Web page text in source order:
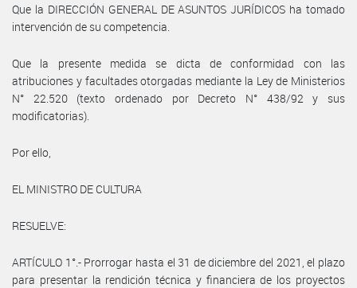
Que la DIRECCIÓN GENERAL DE ASUNTOS JURÍDICOS ha tomado
intervención de su competencia.
Que la presente medida se dicta de conformidad con las
atribuciones y facultades otorgadas mediante la Ley de Ministerios
N° 22.520 (texto ordenado por Decreto N° 438/92 y sus
modificatorias).
Por ello,
EL MINISTRO DE CULTURA
RESUELVE:
ARTÍCULO 1°.- Prorrogar hasta el 31 de diciembre del 2021, el plazo
para presentar la rendición técnica y financiera de los proyectos